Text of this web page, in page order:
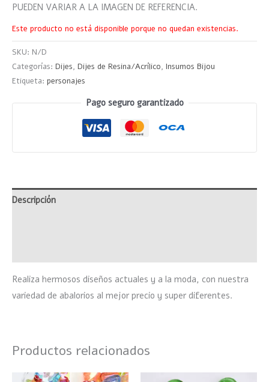
PUEDEN VARIAR A LA IMAGEN DE REFERENCIA.
Este producto no está disponible porque no quedan existencias.
SKU: N/D
Categorías: Dijes, Dijes de Resina/Acrílico, Insumos Bijou
Etiqueta: personajes
Pago seguro garantizado
Descripción
Realiza hermosos diseños actuales y a la moda, con nuestra
variedad de abalorios al mejor precio y super diferentes.
Productos relacionados
Este
Este